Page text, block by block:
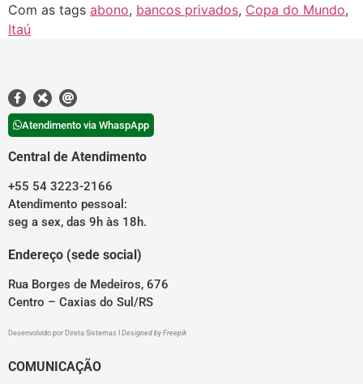
Com as tags abono, bancos privados, Copa do Mundo,
Itaú
Atendimento via WhaspApp
Central de Atendimento
+55 54 3223-2166
Atendimento pessoal:
seg a sex, das 9h às 18h.
Endereço (sede social)
Rua Borges de Medeiros, 676
Centro – Caxias do Sul/RS
Desenvolvido por Direta Sistemas Designed by Freepik
COMUNICAÇÃO